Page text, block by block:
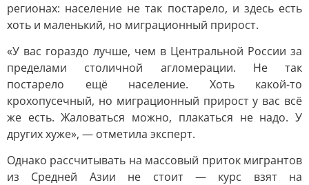
регионах: население не так постарело, и здесь есть
хоть и маленький, но миграционный прирост.
«У вас гораздо лучше, чем в Центральной России за
пределами столичной агломерации. Не так
постарело ещё население. Хоть какой-то
крохопусечный, но миграционный прирост у вас всё
же есть. Жаловаться можно, плакаться не надо. У
других хуже», — отметила эксперт.
Однако рассчитывать на массовый приток мигрантов
из Средней Азии не стоит — курс взят на